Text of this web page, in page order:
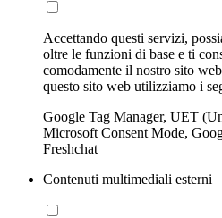
Accettando questi servizi,
oltre le funzioni di base e ti
comodamente il nostro sito
questo sito web utilizziamo i
Google Tag Manager, UET
Microsoft Consent Mode,
Freshchat
Contenuti multimediali esterni